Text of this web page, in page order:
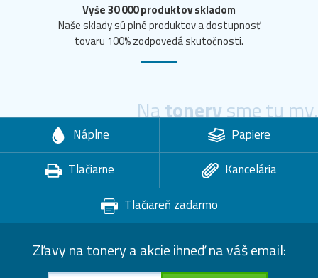
Vyše 30 000 produktov skladom
Naše sklady sú plné produktov a dostupnosť
tovaru 100% zodpovedá skutočnosti.
Natonerysme tu my.
Náplne
Papiere
Tlačiarne
Kancelária
Tlačiareň zadarmo
Zľavy na tonery a akcie ihneď na váš email: